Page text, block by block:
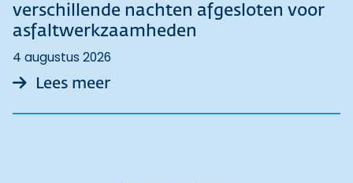
verschillende nachten afgesloten voor
asfaltwerkzaamheden
4 augustus 2026
Lees meerover N241 Heerhugowaard en